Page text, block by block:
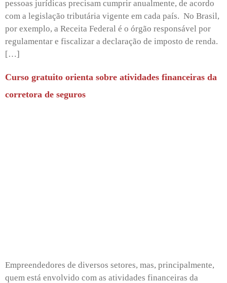
pessoas jurídicas precisam cumprir anualmente, de acordo
com a legislação tributária vigente em cada país. No Brasil,
por exemplo, a Receita Federal é o órgão responsável por
regulamentar e fiscalizar a declaração de imposto de renda.
[…]
Curso gratuito orienta sobre atividades financeiras da
corretora de seguros
Empreendedores de diversos setores, mas, principalmente,
quem está envolvido com as atividades financeiras da